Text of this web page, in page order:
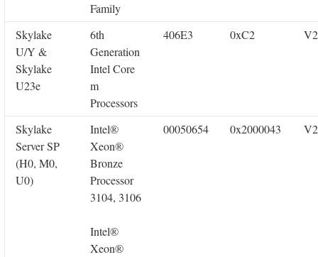
Family
Skylake
U/Y &
Skylake
U23e
6th
Generation
Intel Core
m
Processors
406E3 0xC2
Skylake
Server SP
(H0, M0,
U0)
Intel®
Xeon®
Bronze
Processor
3104, 3106
Intel®
Xeon®
00050654 0x2000043